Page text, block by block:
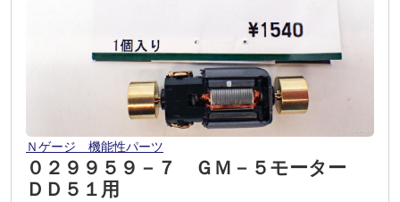
Ｎゲージ 機能性パーツ
０２９９５９－７ ＧＭ－５モーター
ＤＤ５１用